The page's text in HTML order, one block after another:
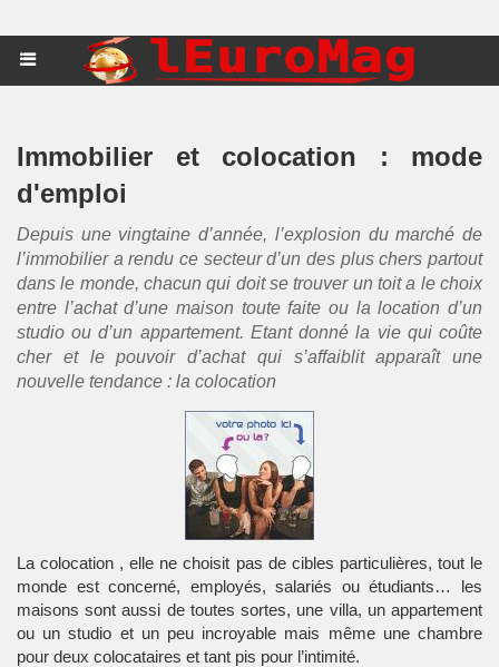
Immobilier et colocation : mode
d'emploi
Depuis une vingtaine d’année, l’explosion du marché de
l’immobilier a rendu ce secteur d’un des plus chers partout
dans le monde, chacun qui doit se trouver un toit a le choix
entre l’achat d’une maison toute faite ou la location d’un
studio ou d’un appartement. Etant donné la vie qui coûte
cher et le pouvoir d’achat qui s’affaiblit apparaît une
nouvelle tendance : la colocation
La colocation , elle ne choisit pas de cibles particulières, tout le
monde est concerné, employés, salariés ou étudiants… les
maisons sont aussi de toutes sortes, une villa, un appartement
ou un studio et un peu incroyable mais même une chambre
pour deux colocataires et tant pis pour l’intimité.